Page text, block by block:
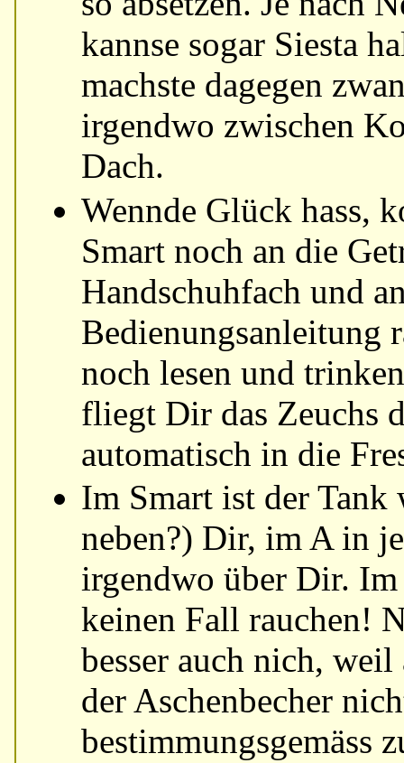
kannse sogar Siesta
machste dagegen
irgendwo zwischen
Dach.
Wennde Glück hass,
Smart noch an die
Handschuhfach und
Bedienungsanleitung
noch lesen und
fliegt Dir das Zeuchs
automatisch in die
Im Smart ist der Tank
neben?) Dir, im A in
irgendwo über Dir.
keinen Fall rauchen!
besser auch nich,
der Aschenbecher
bestimmungsgemäss